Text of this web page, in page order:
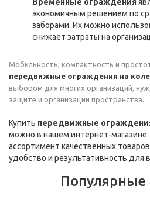
экономичным решением по
заборами. Их можно
снижает затраты на
Мобильность, компактность и
передвижные ограждения на
выбором для многих организаций,
защите и организации пространства.
Купить передвижные
можно в нашем интернет-
ассортимент качественных
удобство и результативность для